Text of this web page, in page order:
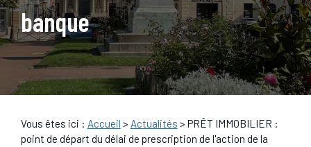
banque
Vous êtes ici : Accueil > Actualités > PRÊT IMMOBILIER :
point de départ du délai de prescription de l'action de la